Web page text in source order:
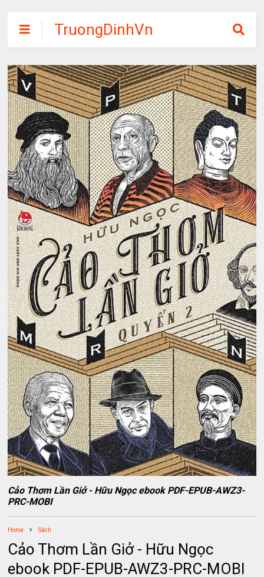
TruongDinhVn
Chia sẽ ebook,
các khóa học,
phần mềm học
tập miễn phí
Cảo Thơm Lần Giở - Hữu Ngọc ebook PDF-EPUB-AWZ3-
PRC-MOBI
Home Sách
Cảo Thơm Lần Giở - Hữu Ngọc
ebook PDF-EPUB-AWZ3-PRC-MOBI